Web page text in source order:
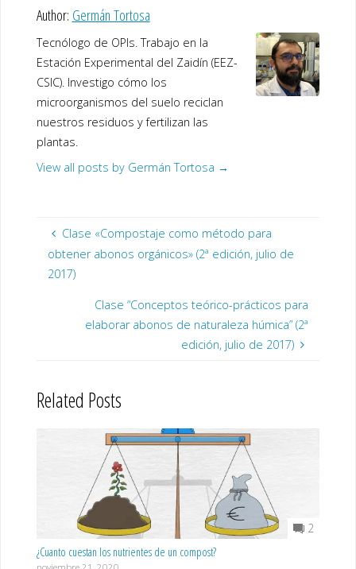
Author: Germán Tortosa
Tecnólogo de OPIs. Trabajo en la
Estación Experimental del Zaidín (EEZ-
CSIC). Investigo cómo los
microorganismos del suelo reciclan
nuestros residuos y fertilizan las
plantas.
View all posts by Germán Tortosa →
Clase «Compostaje como método para
obtener abonos orgánicos» (2ª edición, julio de
2017)
Clase “Conceptos teórico-prácticos para
elaborar abonos de naturaleza húmica” (2ª
edición, julio de 2017)
Related Posts
2
¿Cuanto cuestan los nutrientes de un compost?